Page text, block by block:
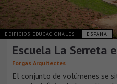
EDIFICIOS EDUCACIONALES ESPAÑA
Escuela La Serreta
Forgas Arquitectes
El conjunto de volúmenes se